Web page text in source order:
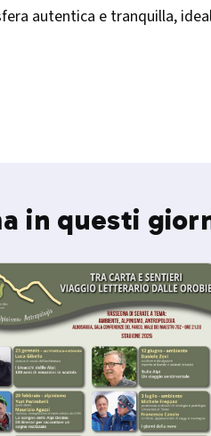
autentica e tranquilla,
in questi